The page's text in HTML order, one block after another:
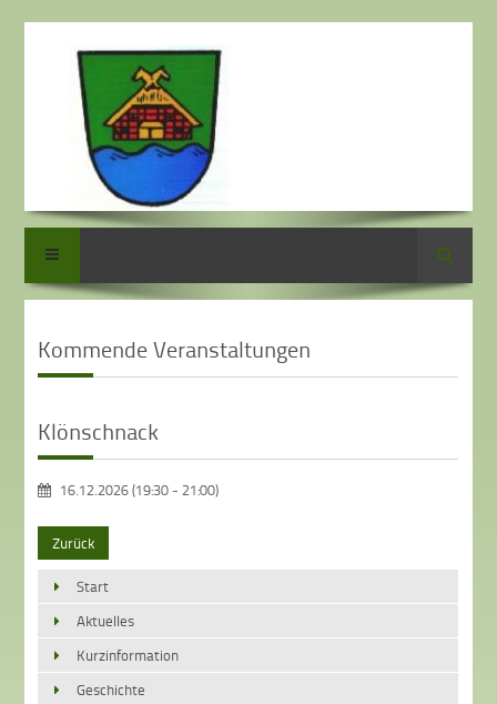
Suche
Kommende Veranstaltungen
Klönschnack
16.12.2026 (19:30-21:00)
Zurück
Start
Aktuelles
Kurzinformation
Geschichte